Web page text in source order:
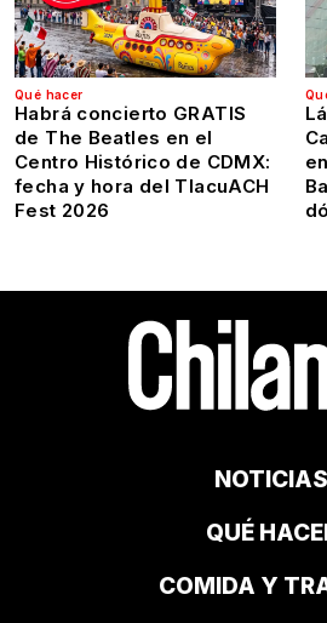
Qué hacer
Habrá concierto GRATIS
de The Beatles en el
Centro Histórico de CDMX:
fecha y hora del TlacuACH
Fest 2026
NOTICIAS
QUÉ
COMIDA Y